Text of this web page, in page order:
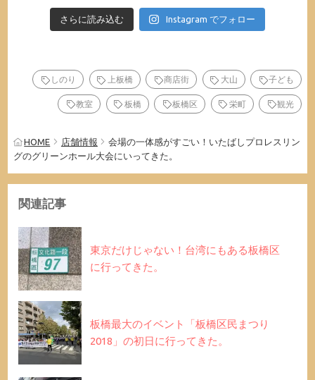
さらに読み込む Instagram でフォロー
しのり 上板橋 商店街 大山 子ども
教室 板橋 板橋区 栄町 観光
HOME 店舗情報
会場の一体感がすごい！いたばしプロレスリン
グのグリーンホール大会にいってきた。
関連記事
東京だけじゃない！台湾にもある板橋区
に行ってきた。
板橋最大のイベント「板橋区民まつり
2018」の初日に行ってきた。